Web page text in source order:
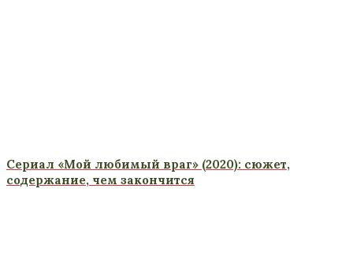
Сериал «Мой любимый враг» (2020): сюжет,
содержание, чем закончится